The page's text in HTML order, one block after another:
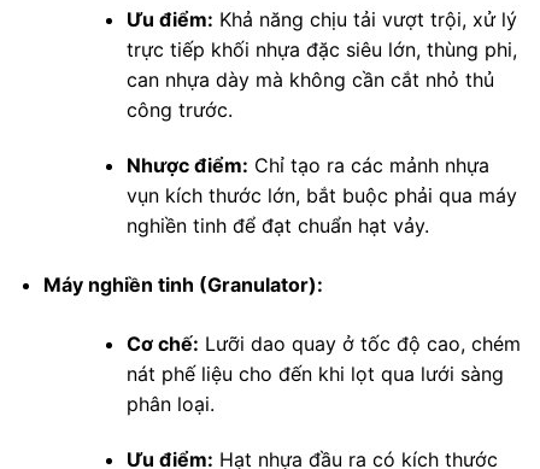
Ưu điểm: Khả năng chịu tải vượt trội, xử lý
trực tiếp khối nhựa đặc siêu lớn, thùng phi,
can nhựa dày mà không cần cắt nhỏ thủ
công trước.
Nhược điểm: Chỉ tạo ra các mảnh nhựa
vụn kích thước lớn, bắt buộc phải qua máy
nghiền tinh để đạt chuẩn hạt vảy.
Máy nghiền tinh (Granulator):
Cơ chế: Lưỡi dao quay ở tốc độ cao, chém
nát phế liệu cho đến khi lọt qua lưới sàng
phân loại.
Ưu điểm: Hạt nhựa đầu ra có kích thước